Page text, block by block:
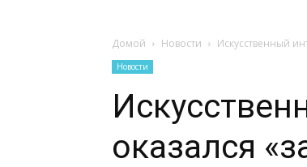
Домой Новости Искусственный
Новости
оказался